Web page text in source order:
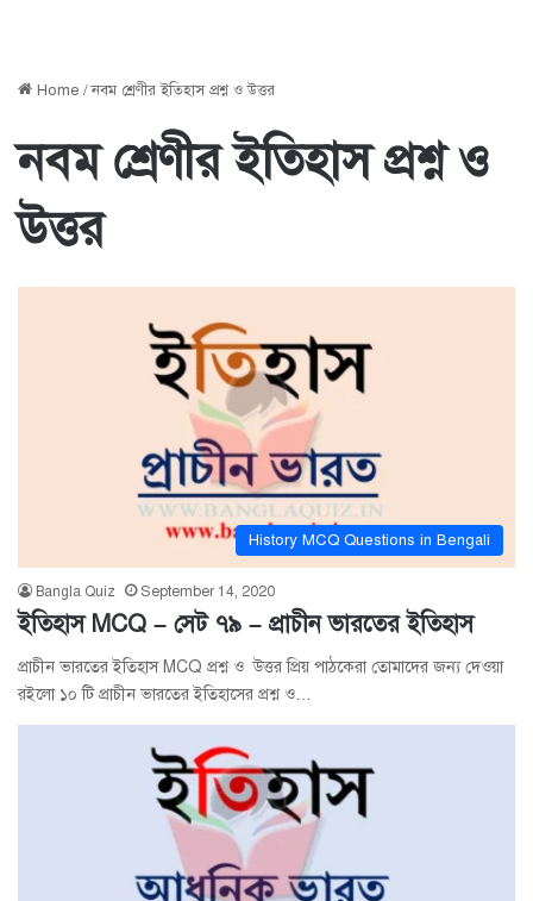
Home /নবম শ্রেণীর ইতিহাস প্রশ্ন ও উত্তর
নবম শ্রেণীর ইতিহাস প্রশ্ন ও
উত্তর
History MCQ Questions in Bengali
Bangla Quiz September 14, 2020
ইতিহাস MCQ – সেট ৭৯ – প্রাচীন ভারতের ইতিহাস
প্রাচীন ভারতের ইতিহাস MCQ প্রশ্ন ও উত্তর প্রিয় পাঠকেরা তোমাদের জন্য দেওয়া
রইলো ১০ টি প্রাচীন ভারতের ইতিহাসের প্রশ্ন ও…